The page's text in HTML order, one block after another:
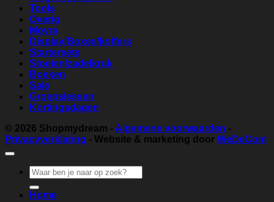
Tools
Overig
Moyra
Display/Boxes/koffers
Startersets
Stoelen/zadelkruk
Boeken
Sale
Groepslessen
Kortingsdagen
© 2026 Shopmydream - Algemene voorwaarden -
Privacyverklaring - Website & marketing door WeDeCom
Zoeken
naar:
Home